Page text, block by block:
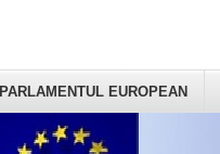
PARLAMENTUL EUROPEAN